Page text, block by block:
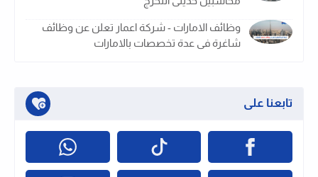
وظائف الامارات - شركة اعمار تعلن عن وظائف
شاغرة فى عدة تخصصات بالامارات
تابعنا على